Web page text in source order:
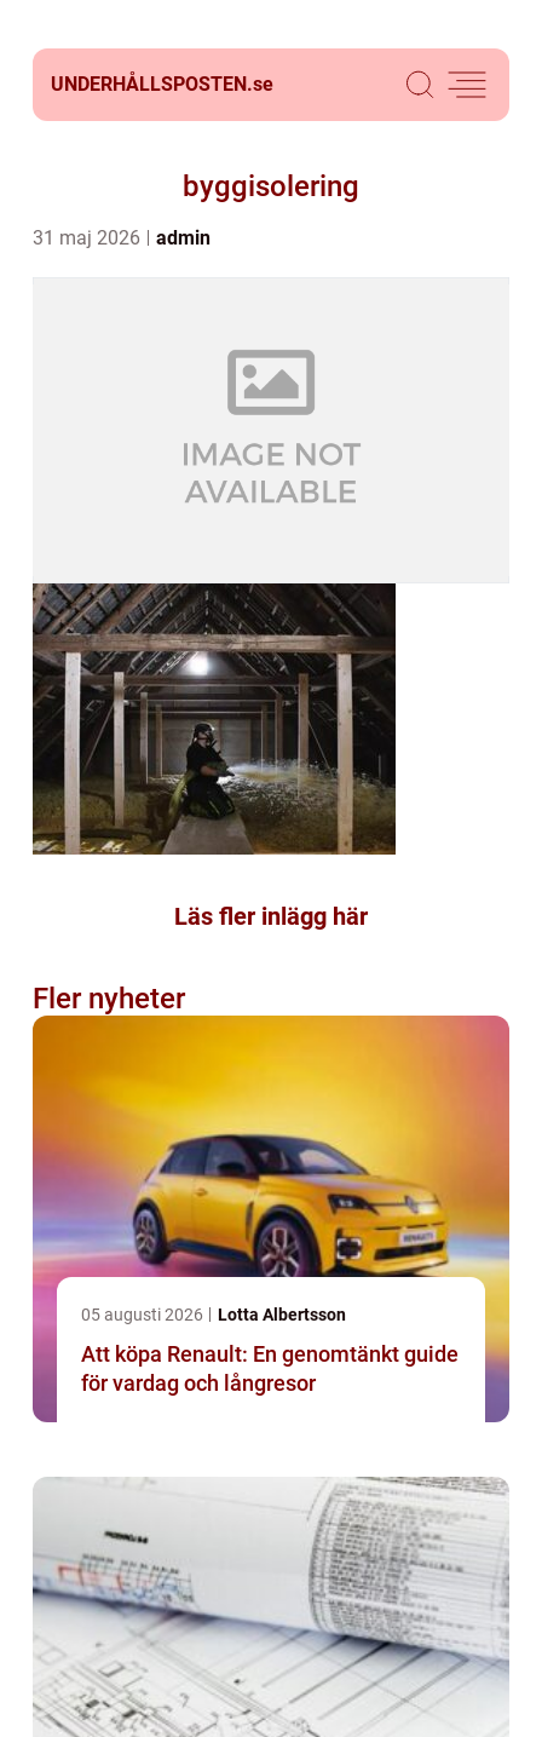
UNDERHÅLLSPOSTEN.se
byggisolering
31 maj 2026 admin
Läs fler inlägg här
Fler nyheter
05 augusti 2026 Lotta Albertsson
Att köpa Renault: En genomtänkt guide
för vardag och långresor